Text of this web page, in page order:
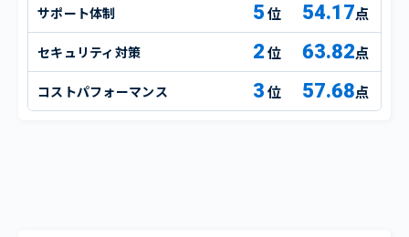
サポート体制 5 54.17点
セキュリティ対策 2 63.82点
コストパフォーマンス 3 57.68点